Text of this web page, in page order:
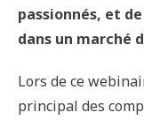
passionnés, et
dans un marché
Lors de ce
principal des